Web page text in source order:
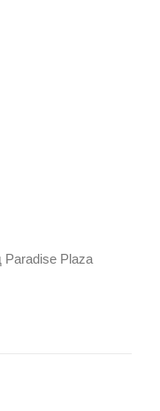
Paradise Plaza